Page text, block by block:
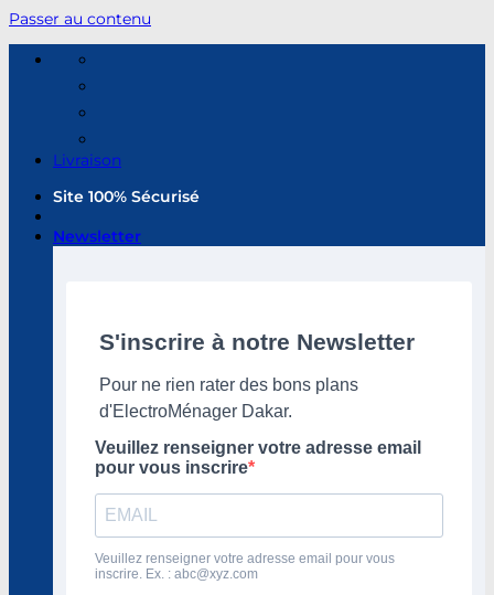
Passer au contenu
Livraison
Site 100% Sécurisé
Newsletter
S'inscrire à notre Newsletter
Pour ne rien rater des bons plans
d'ElectroMénager Dakar.
Veuillez renseigner votre adresse email
pour vous inscrire
Veuillez renseigner votre adresse email pour vous
inscrire. Ex. : abc@xyz.com